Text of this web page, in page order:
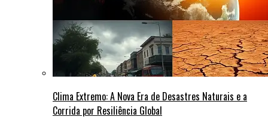
Clima Extremo: A Nova Era de Desastres Naturais e a
Corrida por Resiliência Global